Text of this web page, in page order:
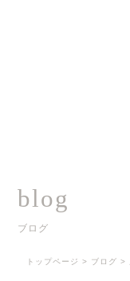
blog
ブログ
トップページ > ブログ >